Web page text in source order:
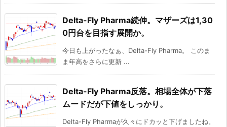
Delta-Fly Pharma続伸。マザーズは1,30
0円台を目指す展開か。
今日も上がったなぁ、Delta-Fly Pharma。 このま
ま年高をさらに更新 ...
Delta-Fly Pharma反落。相場全体が下落
ムードだが下値をしっかり。
Delta-Fly Pharmaが久々にドカッと下げましたね。